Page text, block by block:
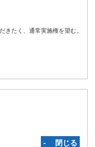
きたく、通常実施権を望む。
‐ 閉じる